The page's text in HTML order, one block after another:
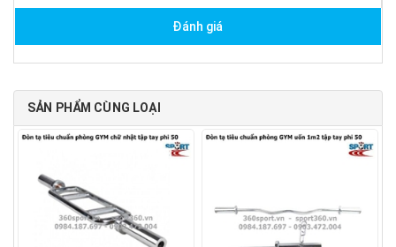
Đánh giá
SẢN PHẨM CÙNG LOẠI